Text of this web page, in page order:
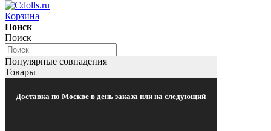
Корзина
Поиск
Поиск
Популярные совпадения
Товары
Доставка по Москве в день заказа или на следующий